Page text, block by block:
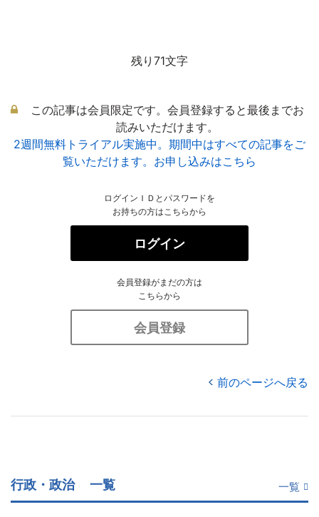
残り71文字
この記事は会員限定です。会員登録すると最後までお
読みいただけます。
2週間無料トライアル実施中。期間中はすべての記事をご
覧いただけます。お申し込みはこちら
ログインＩＤとパスワードを
お持ちの方はこちらから
ログイン
会員登録がまだの方は
こちらから
会員登録
前のページへ戻る
行政・政治 一覧 一覧